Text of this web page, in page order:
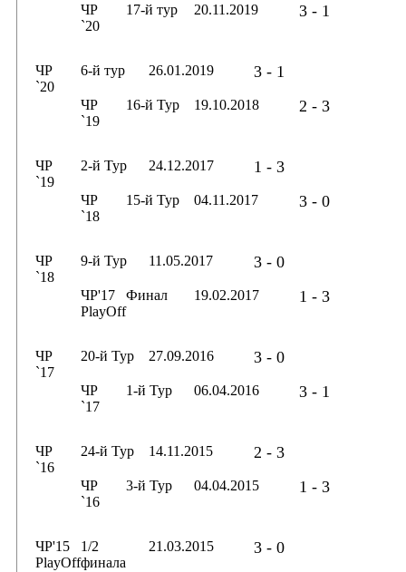
ЧР
`20
17-й тур 20.11.2019 3 - 1
ЧР
`20
6-й тур 26.01.2019 3 - 1
ЧР
`19
16-й Тур 19.10.2018 2 - 3
ЧР
`19
2-й Тур 24.12.2017 1 - 3
ЧР
`18
15-й Тур 04.11.2017 3 - 0
ЧР
`18
9-й Тур 11.05.2017 3 - 0
ЧР'17
PlayOff
Финал 19.02.2017 1 - 3
ЧР
`17
20-й Тур 27.09.2016 3 - 0
ЧР
`17
1-й Тур 06.04.2016 3 - 1
ЧР
`16
24-й Тур 14.11.2015 2 - 3
ЧР
`16
3-й Тур 04.04.2015 1 - 3
ЧР'15
PlayOff
1/2
финала
21.03.2015 3 - 0